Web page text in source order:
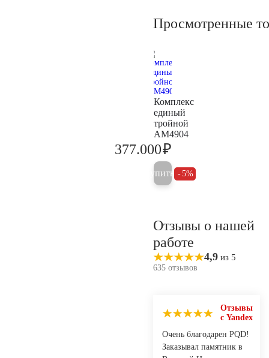
Просмотренные
Комплекс
единый
тройной
AM4904
377.000₽
Купить 5%
Отзывы о нашей
работе
4,9 из 5
635 отзывов
Отзывы
с Yandex
Очень благодарен PQD!
Заказывал памятник в